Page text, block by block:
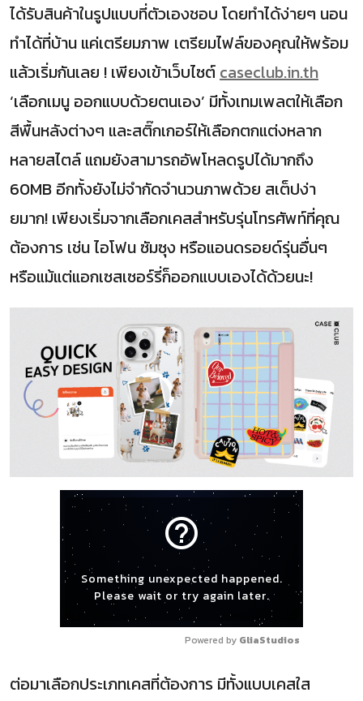
ได้รับสินค้าในรูปแบบที่ตัวเองชอบ โดยทำได้ง่ายๆ นอน
ทำได้ที่บ้าน แค่เตรียมภาพ เตรียมไฟล์ของคุณให้พร้อม
แล้วเริ่มกันเลย ! เพียงเข้าเว็บไซต์ caseclub.in.th
‘เลือกเมนู ออกแบบด้วยตนเอง’ มีทั้งเทมเพลตให้เลือก
สีพื้นหลังต่างๆ และสติ๊กเกอร์ให้เลือกตกแต่งหลาก
หลายสไตล์ แถมยังสามารถอัพโหลดรูปได้มากถึง
60MB อีกทั้งยังไม่จำกัดจำนวนภาพด้วย สเต็ปง่า
ยมาก! เพียงเริ่มจากเลือกเคสสำหรับรุ่นโทรศัพท์ที่คุณ
ต้องการ เช่น ไอโฟน ซัมซุง หรือแอนดรอยด์รุ่นอื่นๆ
หรือแม้แต่แอกเซสเซอร์รี่ก็ออกแบบเองได้ด้วยนะ!
help_outline
Something unexpected happened.
Please wait or try again later.
Powered by GliaStudios
ต่อมาเลือกประเภทเคสที่ต้องการ มีทั้งแบบเคสใส